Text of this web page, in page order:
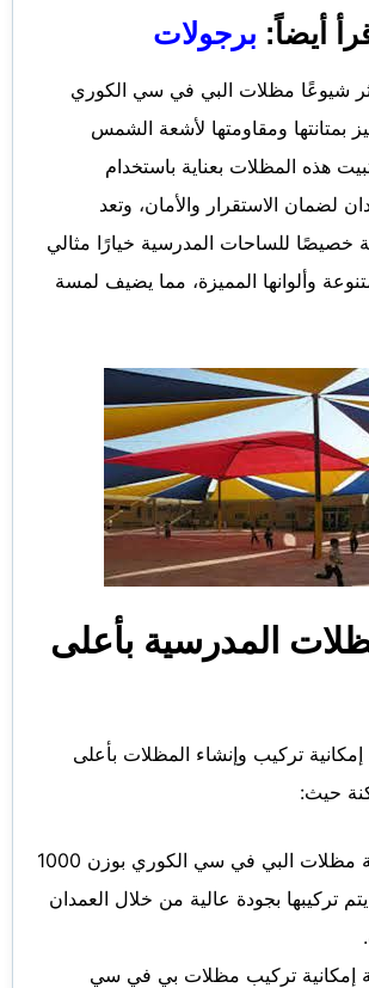
أيضاً: برجولات
شيوعًا مظلات البي في سي الكوري
بمتانتها ومقاومتها لأشعة الشمس
هذه المظلات بعناية باستخدام
لضمان الاستقرار والأمان، وتعد
خصيصًا للساحات المدرسية خيارًا مثالي
وألوانها المميزة، مما يضيف لمسة
المدرسية بأعلى
تركيب وإنشاء المظلات بأعلى
حيث:
توفر الشركة مظلات البي في سي الكوري بوزن 1000
تركيبها بجودة عالية من خلال العمدان
إمكانية تركيب مظلات بي في سي